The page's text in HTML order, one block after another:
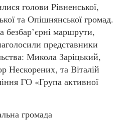
голови Рівненської,
та Опішнянської громад.
безбар’єрні маршрути,
представники
Микола Заріцький,
Нескорених, та Віталій
ГО «Група активної
громада